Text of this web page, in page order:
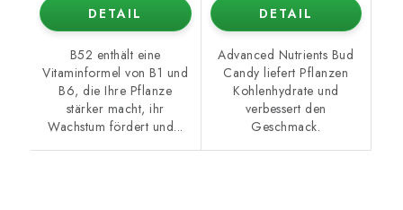
DETAIL
B52 enthält eine
Vitaminformel von B1 und
B6, die Ihre Pflanze
stärker macht, ihr
Wachstum fördert und...
DETAIL
Advanced Nutrients Bud
Candy liefert Pflanzen
Kohlenhydrate und
verbessert den
Geschmack.